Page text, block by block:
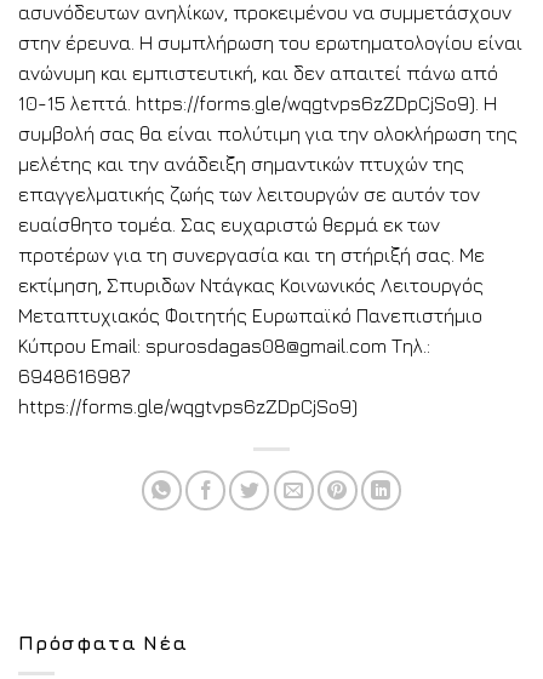
ασυνόδευτων ανηλίκων, προκειμένου να συμμετάσχουν
στην έρευνα. Η συμπλήρωση του ερωτηματολογίου είναι
ανώνυμη και εμπιστευτική, και δεν απαιτεί πάνω από
10-15 λεπτά. https://forms.gle/wqgtvps6zZDpCjSo9). Η
συμβολή σας θα είναι πολύτιμη για την ολοκλήρωση της
μελέτης και την ανάδειξη σημαντικών πτυχών της
επαγγελματικής ζωής των λειτουργών σε αυτόν τον
ευαίσθητο τομέα. Σας ευχαριστώ θερμά εκ των
προτέρων για τη συνεργασία και τη στήριξή σας. Με
εκτίμηση, Σπυριδων Ντάγκας Κοινωνικός Λειτουργός
Μεταπτυχιακός Φοιτητής Ευρωπαϊκό Πανεπιστήμιο
Κύπρου Email: spurosdagas08@gmail.com Τηλ.:
6948616987
https://forms.gle/wqgtvps6zZDpCjSo9)
Πρόσφατα Νέα